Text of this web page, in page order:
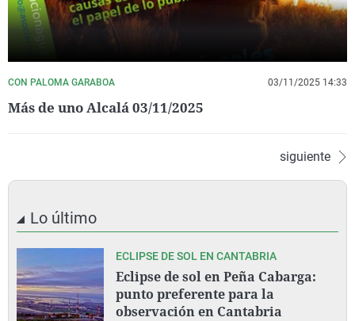
CON PALOMA GARABOA 03/11/2025 14:33
Más de uno Alcalá 03/11/2025
siguiente
Lo último
ECLIPSE DE SOL EN CANTABRIA
Eclipse de sol en Peña Cabarga:
punto preferente para la
observación en Cantabria